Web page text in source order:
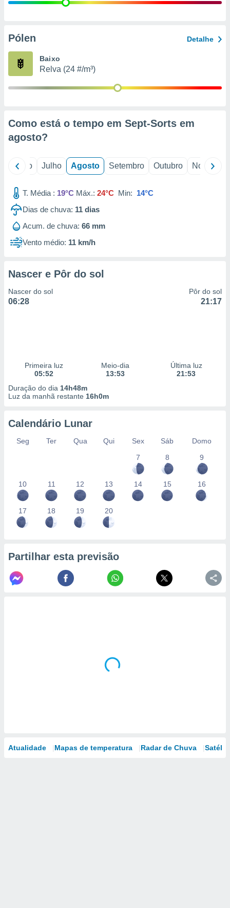
e
de
Pólen Detalhe
Baixo
Relva (24 #/m³)
Como está o tempo em Sept-Sorts em
agosto?
Junho Julho Agosto Setembro Outubro Novembro
T. Média : 19°C Máx.: 24°C Min: 14°C
Dias de chuva: 11 dias
Acum. de chuva: 66 mm
Vento médio: 11 km/h
Nascer e Pôr do sol
Nascer do sol
06:28
Pôr do sol
21:17
Primeira luz
05:52
Meio-dia
13:53
Última luz
21:53
Duração do dia 14h48m
Luz da manhã restante 16h0m
Calendário Lunar
Seg Ter Qua Qui Sex Sáb
Domo
7
8 9
10 11 12 13 14 15 16
17 18 19 20
Partilhar esta previsão
Atualidade Mapas de temperatura Radar de Chuva